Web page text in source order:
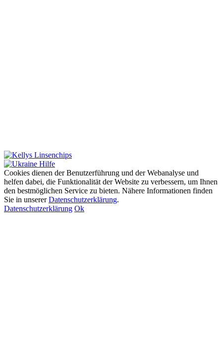
Cookies dienen der Benutzerführung und der Webanalyse und
helfen dabei, die Funktionalität der Website zu verbessern, um Ihnen
den bestmöglichen Service zu bieten. Nähere Informationen finden
Sie in unsererDatenschutzerklärung.
Datenschutzerklärung Ok